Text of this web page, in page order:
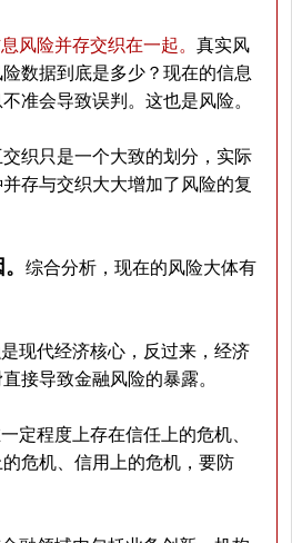
风险并存交织在一起。 真实风
数据到底是多少？现在的信息
准会导致误判。这也是风险。
交织只是一个大致的划分，实际
存与交织大大增加了风险的复
综合分析，现在的风险大体有
现代经济核心，反过来，经济
接导致金融风险的暴露。
定程度上存在信任上的危机、
危机、信用上的危机，要防